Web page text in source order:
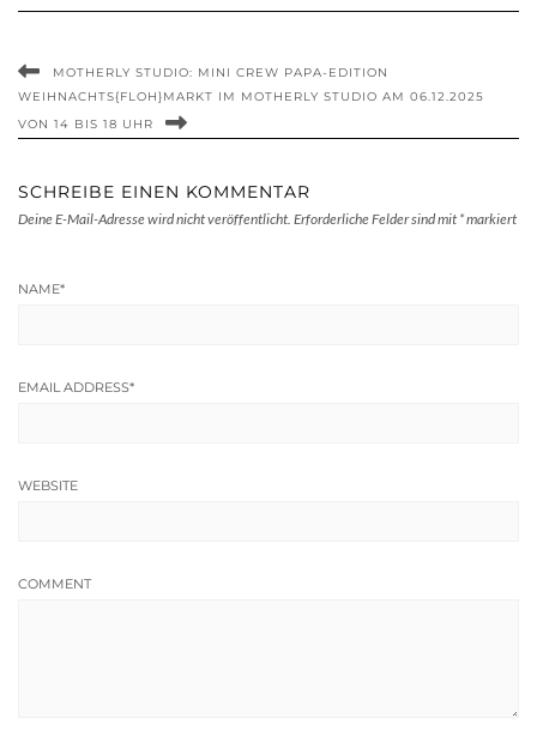
MOTHERLY STUDIO: MINI CREW PAPA-EDITION
WEIHNACHTS{FLOH}MARKT IM MOTHERLY STUDIO AM 06.12.2025
VON 14 BIS 18 UHR
SCHREIBE EINEN KOMMENTAR
Deine E-Mail-Adresse wird nicht veröffentlicht. Erforderliche Felder sind mit *markiert
NAME*
EMAIL ADDRESS*
WEBSITE
COMMENT